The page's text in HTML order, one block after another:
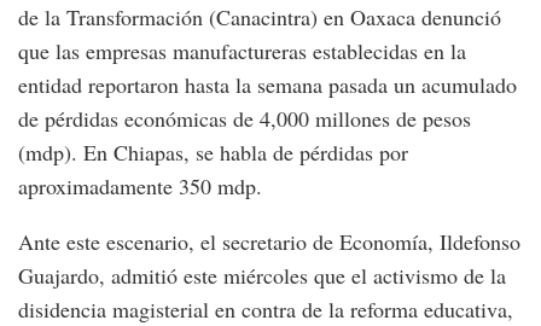
de la Transformación (Canacintra) en Oaxaca denunció
que las empresas manufactureras establecidas en la
entidad reportaron hasta la semana pasada un acumulado
de pérdidas económicas de 4,000 millones de pesos
(mdp). En Chiapas, se habla de pérdidas por
aproximadamente 350 mdp.
Ante este escenario, el secretario de Economía, Ildefonso
Guajardo, admitió este miércoles que el activismo de la
disidencia magisterial en contra de la reforma educativa,